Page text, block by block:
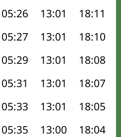
05:26 13:01 18:11
05:27 13:01 18:10
05:29 13:01 18:08
05:31 13:01 18:07
05:33 13:01 18:05
05:35 13:00 18:04